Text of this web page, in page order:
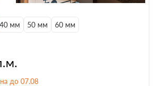
40 мм 50 мм 60 мм
до 07.08